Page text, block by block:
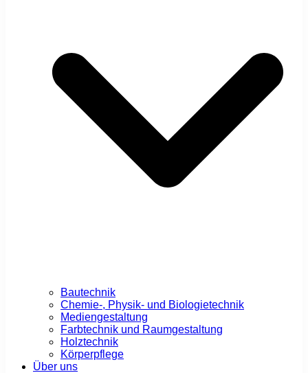
Bautechnik
Chemie-, Physik- und Biologietechnik
Mediengestaltung
Farbtechnik und Raumgestaltung
Holztechnik
Körperpflege
Über uns